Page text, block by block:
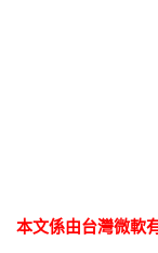
本文係由台灣微軟